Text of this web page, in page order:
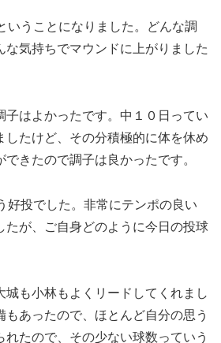
いうことになりました。どんな調
な気持ちでマウンドに上がりました
子はよかったです。中１０日ってい
したけど、その分積極的に体を休め
きたので調子は良かったです。
好投でした。非常にテンポの良い
たが、ご自身どのように今日の投球
城も小林もよくリードしてくれまし
もあったので、ほとんど自分の思う
れたので、その少ない球数っていう